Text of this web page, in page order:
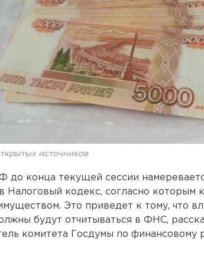
источников
до конца текущей сессии
Налоговый кодекс, согласно которым
Это приведет к тому, что
будут отчитываться в ФНС,
комитета Госдумы по финансовому